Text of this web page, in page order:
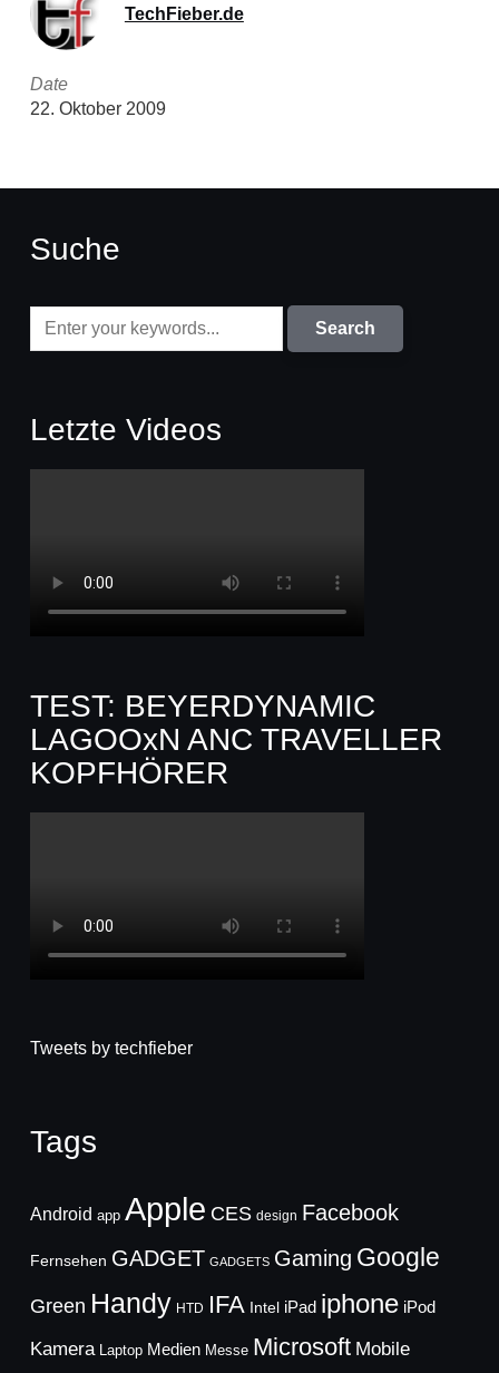
TechFieber.de
Date
22. Oktober 2009
Suche
Letzte Videos
TEST: BEYERDYNAMIC
LAGOOxN ANC TRAVELLER
KOPFHÖRER
Tweets by techfieber
Tags
Android app Apple CES design Facebook
Fernsehen GADGET GADGETS Gaming Google
Green Handy HTD IFA Intel iPad iphone iPod
Kamera Laptop Medien Messe Microsoft Mobile